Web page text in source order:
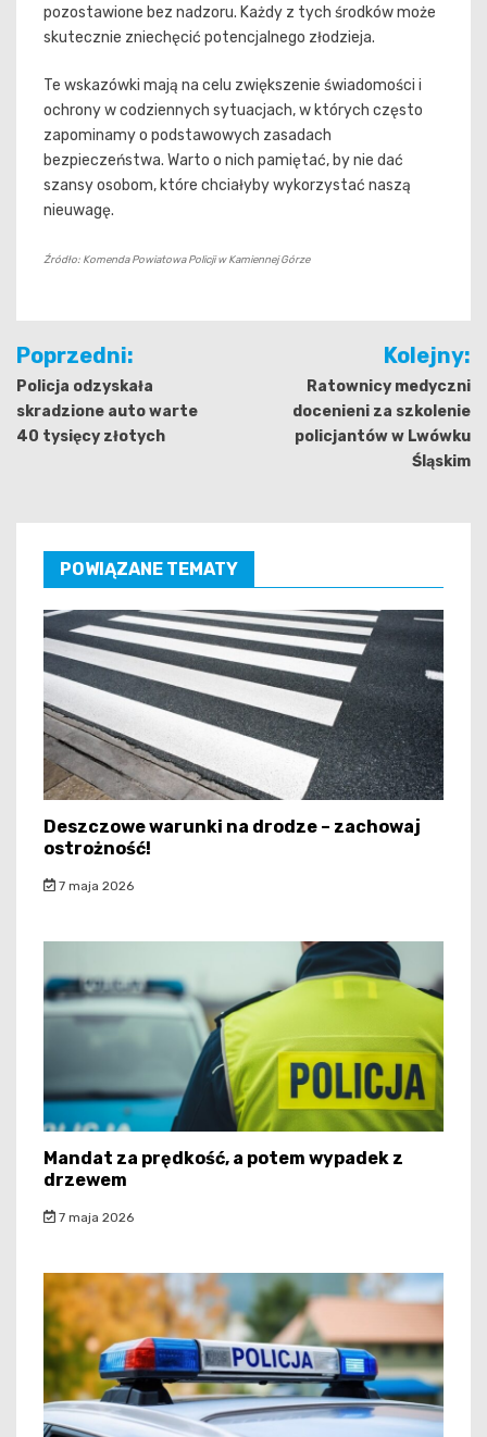
pozostawione bez nadzoru. Każdy z tych środków może
skutecznie zniechęcić potencjalnego złodzieja.
Te wskazówki mają na celu zwiększenie świadomości i
ochrony w codziennych sytuacjach, w których często
zapominamy o podstawowych zasadach
bezpieczeństwa. Warto o nich pamiętać, by nie dać
szansy osobom, które chciałyby wykorzystać naszą
nieuwagę.
Źródło: Komenda Powiatowa Policji w Kamiennej Górze
Nawigacja
wpisu
Poprzedni:
Policja odzyskała
skradzione auto warte
40 tysięcy złotych
Kolejny:
Ratownicy medyczni
docenieni za szkolenie
policjantów w Lwówku
Śląskim
POWIĄZANE TEMATY
Deszczowe warunki na drodze – zachowaj
ostrożność!
7 maja 2026
Mandat za prędkość, a potem wypadek z
drzewem
7 maja 2026